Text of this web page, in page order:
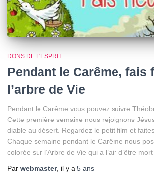
DONS DE L'ESPRIT
Pendant le Carême, fais
l’arbre de Vie
Pendant le Carême vous pouvez suivre
Cette première semaine nous rejoignons
diable au désert. Regardez le petit film et
Chaque semaine pendant le Carême nous
colorée sur l’Arbre de Vie qui a l’air d’être mort
Par webmaster, il y a 5 ans